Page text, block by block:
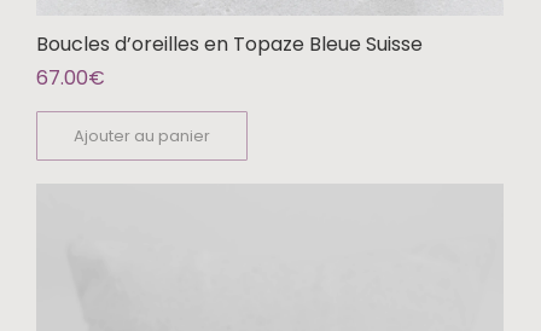
Boucles d’oreilles en Topaze Bleue Suisse
67.00€
Ajouter au panier